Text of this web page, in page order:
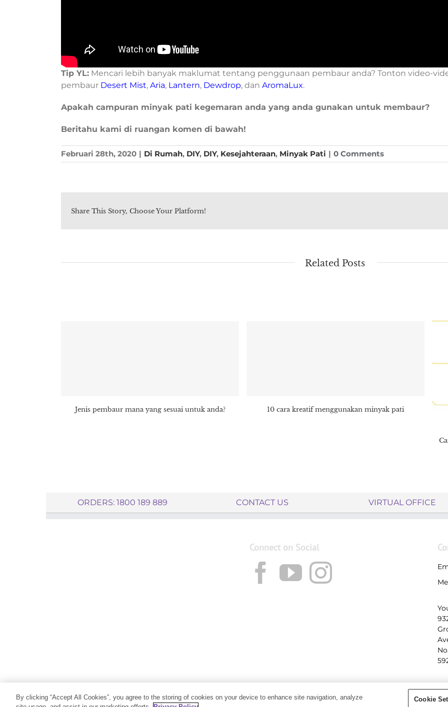
Tip YL: Mencari lebih banyak maklumat tentang penggunaan pembaur anda? Tonton video-
pembaur Desert Mist, Aria, Lantern, Dewdrop, dan AromaLux.
Apakah campuran minyak pati kegemaran anda yang anda gunakan untuk membaur?
Beritahu kami di ruangan komen di bawah!
Februari 28th, 2020 | Di Rumah, DIY, DIY, Kesejahteraan, Minyak Pati | 0 Comments
Share This Story, Choose Your Platform!
Related Posts
Jenis pembaur mana yang sesuai untuk anda? 10 cara kreatif menggunakan minyak pati
ORDERS: 1800 189 889 CONTACT US VIRTUAL OFFICE
Connect on Social
Privacy
By clicking “Accept All Cookies”, you agree to the storing of cookies on your device to enhance site navigation, analyze
Cookie